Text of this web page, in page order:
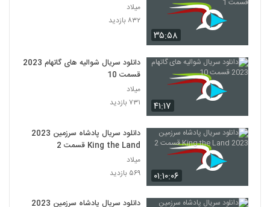
۳۵:۵۸
میلاد
۸۳۲ بازدید
۴۱:۱۷
دانلود سریال شوالیه های گاتهام 2023
قسمت 10
میلاد
۷۳۱ بازدید
۰۱:۱۰:۰۶
دانلود سریال پادشاه سرزمین 2023
King the Land قسمت 2
میلاد
۵۶۹ بازدید
دانلود سریال پادشاه سرزمین 2023